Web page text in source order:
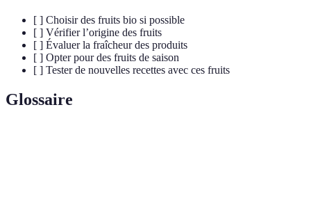
[ ] Choisir des fruits bio si possible
[ ] Vérifier l’origine des fruits
[ ] Évaluer la fraîcheur des produits
[ ] Opter pour des fruits de saison
[ ] Tester de nouvelles recettes avec ces fruits
Glossaire